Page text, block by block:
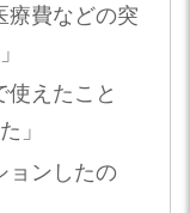
療費などの突
使えたこと
」
ョンしたの